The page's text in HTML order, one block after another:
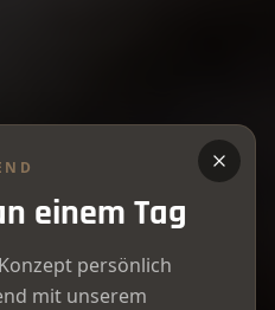
einem Tag
persönlich
mit unserem